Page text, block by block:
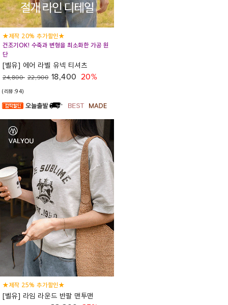
★제작 20% 추가할인★
건조기OK! 수축과 변형을 최소화한 가공 원
단
[벨유] 에어 라벨 유넥 티셔츠
24,800 22,900 18,400 20%
(리뷰:94)
★제작 25% 추가할인★
[벨유] 라임 라운드 반팔 맨투맨